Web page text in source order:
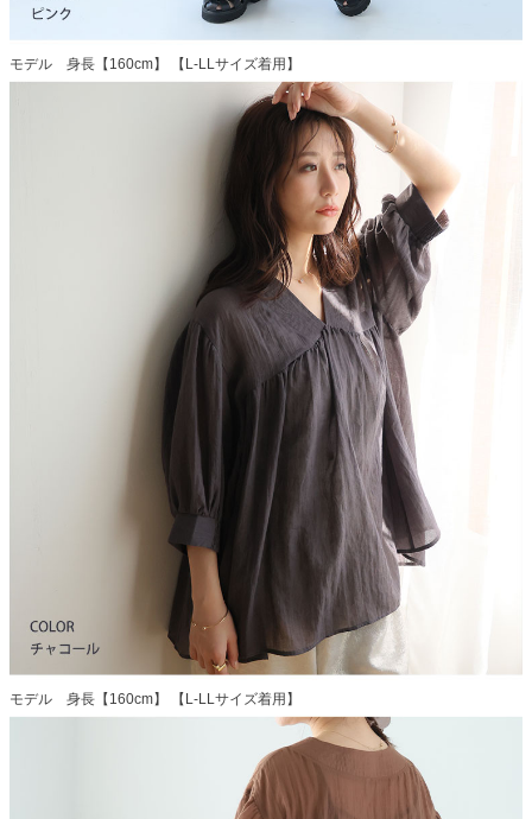
モデル 身長【160cm】 【L-LLサイズ着用】
モデル 身長【160cm】 【L-LLサイズ着用】